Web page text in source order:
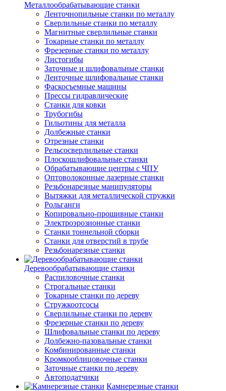
Металлообрабатывающие станки
Ленточнопильные станки по металлу
Сверлильные станки по металлу
Магнитные сверлильные станки
Токарные станки по металлу
Фрезерные станки по металлу
Листогибы
Заточные и шлифовальные станки
Ленточные шлифовальные станки
Фаскосъемные машины
Прессы гидравлические
Станки для ковки
Трубогибы
Гильотины для металла
Долбежные станки
Отрезные станки
Рельсосверлильные станки
Плоскошлифовальные станки
Обрабатывающие центры с ЧПУ
Оптоволоконные лазерные станки
Резьбонарезные манипуляторы
Вытяжки для металлической стружки
Рольганги
Копировально-прошивные станки
Электроэрозионные станки
Станки тоннельной сборки
Станки для отверстий в трубе
Резьбонарезные станки
Деревообрабатывающие станки
Распиловочные станки
Строгальные станки
Токарные станки по дереву
Стружкоотсосы
Сверлильные станки по дереву
Фрезерные станки по дереву
Шлифовальные станки по дереву
Долбежно-пазовальные станки
Комбинированные станки
Кромкооблицовочные станки
Заточные станки по дереву
Автоподатчики
Камнерезные станки